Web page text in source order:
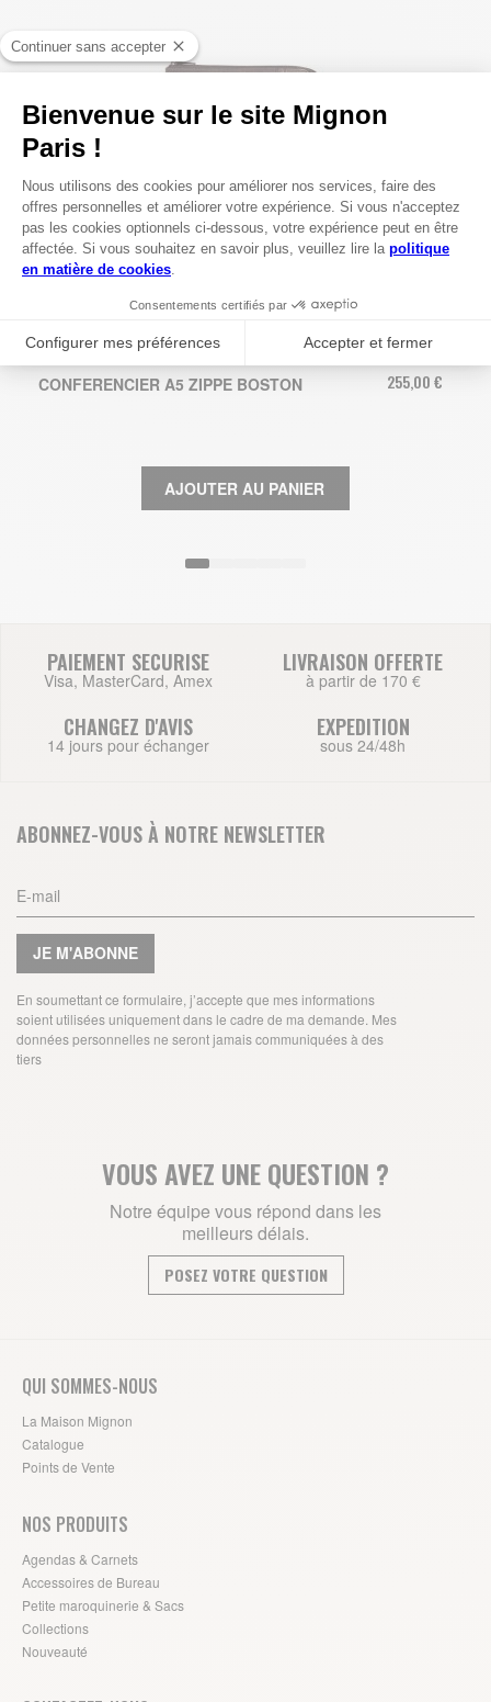
CONFERENCIER A5 ZIPPE BOSTON 255,00 €
AJOUTER AU PANIER
PAIEMENT SECURISE
Visa, MasterCard, Amex
LIVRAISON OFFERTE
à partir de 170 €
CHANGEZ D'AVIS
14 jours pour échanger
EXPEDITION
sous 24/48h
ABONNEZ-VOUS À NOTRE NEWSLETTER
JE M'ABONNE
En soumettant ce formulaire, j’accepte que mes informations
soient utilisées uniquement dans le cadre de ma demande. Mes
données personnelles ne seront jamais communiquées à des
tiers
VOUS AVEZ UNE QUESTION ?
Notre équipe vous répond dans les
meilleurs délais.
POSEZ VOTRE QUESTION
QUI SOMMES-NOUS
La Maison Mignon
Catalogue
Points de Vente
NOS PRODUITS
Agendas & Carnets
Accessoires de Bureau
Petite maroquinerie & Sacs
Collections
Nouveauté